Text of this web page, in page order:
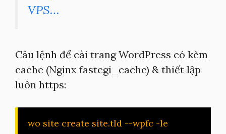
VPS…
Câu lệnh để cài trang WordPress có kèm
cache (Nginx fastcgi_cache) & thiết lập
luôn https:
wo site create site.tld --wpfc -le